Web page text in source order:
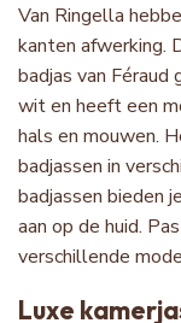
Van Ringella
kanten afwerking.
badjas van
wit en heeft een
hals en mouwen.
badjassen in
badjassen bieden
aan op de huid.
verschillende
Luxe